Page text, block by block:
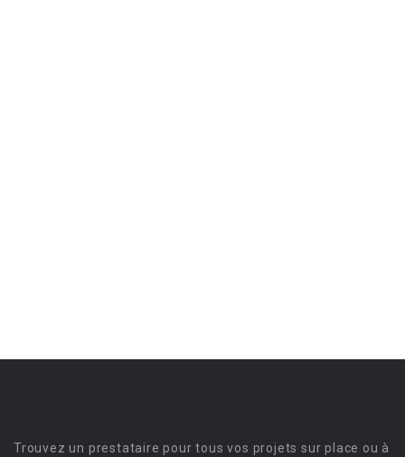
Trouvez un prestataire pour tous vos projets sur place ou à